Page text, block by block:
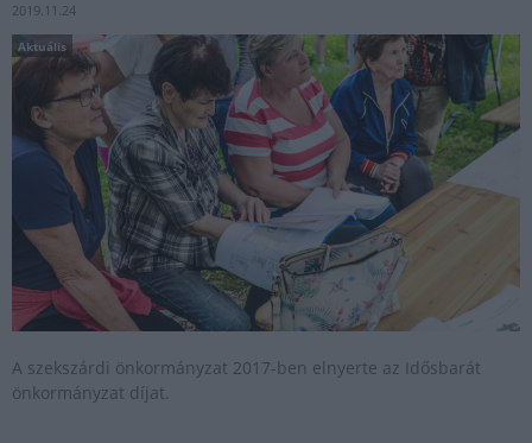
2019.11.24
Aktuális
A szekszárdi önkormányzat 2017-ben elnyerte az Idősbarát
önkormányzat díjat.